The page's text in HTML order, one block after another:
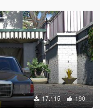
17.115 190